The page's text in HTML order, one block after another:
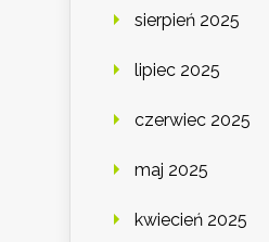
sierpień 2025
lipiec 2025
czerwiec 2025
maj 2025
kwiecień 2025